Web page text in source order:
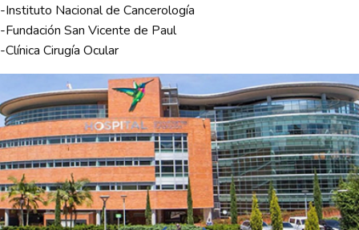
-Instituto Nacional de Cancerología
-Fundación San Vicente de Paul
-Clínica Cirugía Ocular